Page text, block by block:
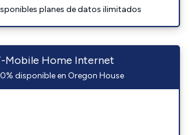
planes de datos ilimitados
Mobile Home Internet
disponible en Oregon House